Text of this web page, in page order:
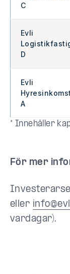
C
Evli
D
Evli
Hyresinkomst
A
* Innehåller
För mer
eller
vardagar).